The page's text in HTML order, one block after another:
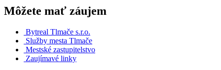
Môžete mať záujem
Bytreal Tlmače s.r.o.
Služby mesta Tlmače
Mestské zastupitelstvo
Zaujímavé linky